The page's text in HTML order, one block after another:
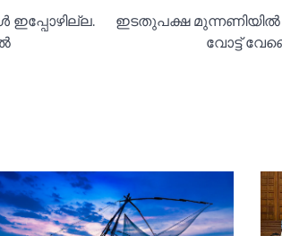
ഇപ്പോഴില്ല.
ഇടതുപക്ഷ
വോട്ട്